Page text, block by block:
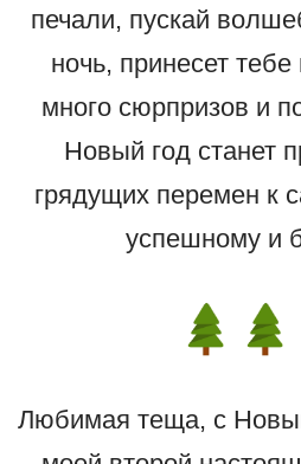
печали, пускай
ночь, принесет
много сюрпризов и
Новый год станет
грядущих перемен к
успешному и
Любимая теща, с